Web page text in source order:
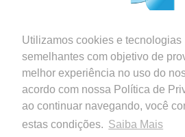
Utilizamos cookies e tecnologias
semelhantes com objetivo de
melhor experiência no uso do
acordo com nossa Política de
ao continuar navegando, você
estas condições. Saiba Mais
Siga-nos em nossas